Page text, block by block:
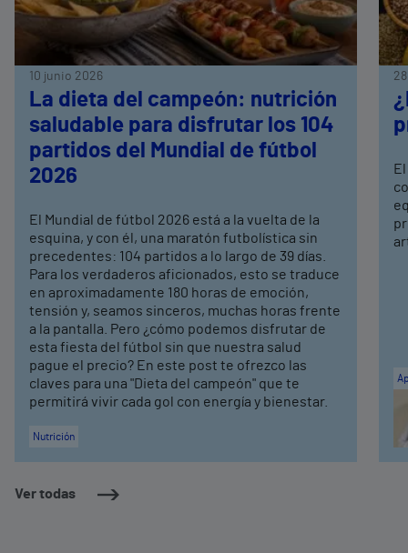
Ver todas
10 junio 2026
La dieta del campeón: nutrición
saludable para disfrutar los 104
partidos del Mundial de fútbol
2026
El Mundial de fútbol 2026 está a la vuelta de la
esquina, y con él, una maratón futbolística sin
precedentes: 104 partidos a lo largo de 39 días.
Para los verdaderos aficionados, esto se traduce
en aproximadamente 180 horas de emoción,
tensión y, seamos sinceros, muchas horas frente
a la pantalla. Pero ¿cómo podemos disfrutar de
esta fiesta del fútbol sin que nuestra salud
pague el precio? En este post te ofrezco las
claves para una "Dieta del campeón" que te
permitirá vivir cada gol con energía y bienestar.
Nutrición